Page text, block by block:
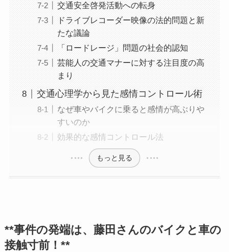
交通安全啓発活動への転身
ドライブレコーダー映像の法的問題と新
たな議論
「ロードレージ」問題の社会的認知
芸能人の交通マナーに対する注目度の高
まり
交通心理学から見た感情コントロール術
なぜ車やバイクに乗ると感情が高ぶりや
すいのか
効果的な感情コントロール法
もっと見る
**事件の発端は、藤田さんのバイクと車の
接触寸前！**